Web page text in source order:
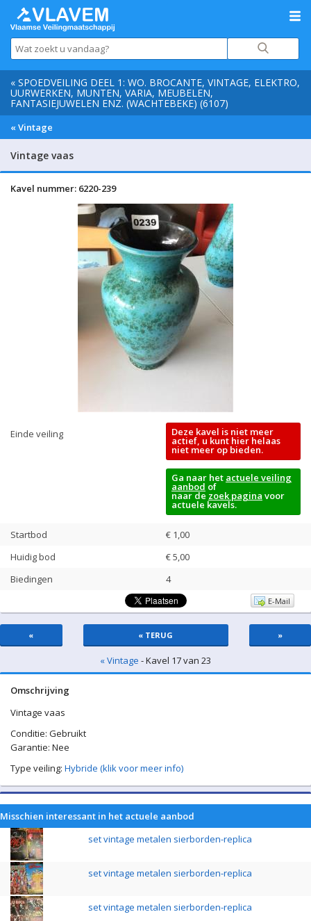
« SPOEDVEILING DEEL 1: WO. BROCANTE, VINTAGE, ELEKTRO,
UURWERKEN, MUNTEN, VARIA, MEUBELEN,
FANTASIEJUWELEN ENZ. (WACHTEBEKE) (6107)
« Vintage
Vintage vaas
Kavel nummer: 6220-239
Einde veiling Deze kavel is niet meer
actief, u kunt hier helaas
niet meer op bieden.
Ga naar het actuele veiling
aanbod of
naar de zoek pagina voor
actuele kavels.
Startbod
€ 1,00
Huidig bod
€5,00
Biedingen
4
E-Mail
« « TERUG »
« Vintage - Kavel 17 van 23
Omschrijving
Vintage vaas
Conditie: Gebruikt
Garantie: Nee
Type veiling: Hybride (klik voor meer info)
Misschien interessant in het actuele aanbod
set vintage metalen sierborden-replica
set vintage metalen sierborden-replica
set vintage metalen sierborden-replica